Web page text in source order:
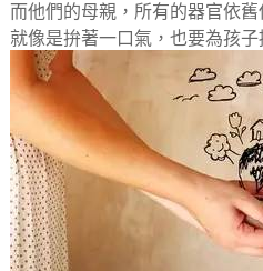
而他們的母親，所有的器官依舊
就像是拚著一口氣，也要為孩